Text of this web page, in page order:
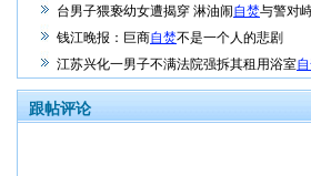
台男子猥亵幼女遭揭穿 淋油闹自焚与警对
钱江晚报：巨商自焚不是一个人的悲剧
江苏兴化一男子不满法院强拆其租用浴室
跟帖评论